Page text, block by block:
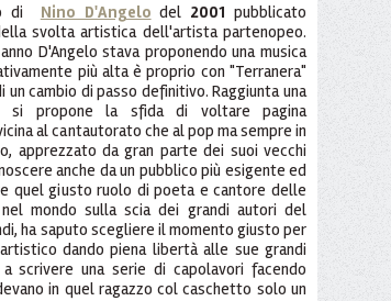
di Nino D'Angelo del 2001 pubblicato
svolta artistica dell'artista partenopeo.
D'Angelo stava proponendo una musica
più alta è proprio con "Terranera"
cambio di passo definitivo. Raggiunta una
si propone la sfida di voltare pagina
al cantautorato che al pop ma sempre in
apprezzato da gran parte dei suoi vecchi
anche da un pubblico più esigente ed
quel giusto ruolo di poeta e cantore delle
mondo sulla scia dei grandi autori del
ha saputo scegliere il momento giusto per
dando piena libertà alle sue grandi
scrivere una serie di capolavori facendo
in quel ragazzo col caschetto solo un